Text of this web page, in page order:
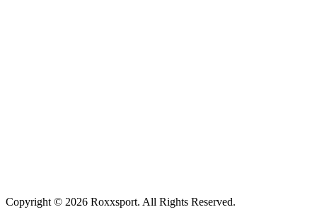
Copyright © 2026 Roxxsport. All Rights Reserved.